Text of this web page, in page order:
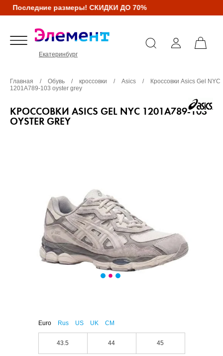
Последние размеры! СКИДКИ ДО 70%
Екатеринбург
Главная / Обувь / кроссовки / Asics /
Кроссовки Asics Gel NYC
1201A789-103 oyster grey
КРОССОВКИ ASICS GEL NYC 1201A789-103
OYSTER GREY
Euro Rus US UK CM
43.5 44 45